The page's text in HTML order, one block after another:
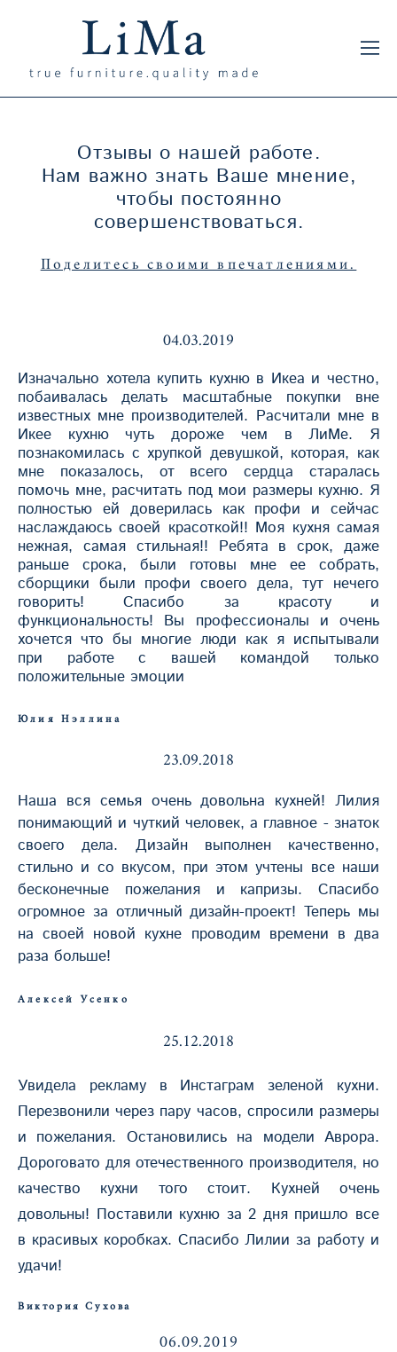
Отзывы о нашей работе.
Нам важно знать Ваше мнение,
чтобы постоянно
совершенствоваться.
Поделитесь своими впечатлениями.
04.03.2019
Изначально хотела купить кухню в Икеа и честно,
побаивалась делать масштабные покупки вне
известных мне производителей. Расчитали мне в
Икее кухню чуть дороже чем в ЛиМе. Я
познакомилась с хрупкой девушкой, которая, как
мне показалось, от всего сердца старалась
помочь мне, расчитать под мои размеры кухню. Я
полностью ей доверилась как профи и сейчас
наслаждаюсь своей красоткой!! Моя кухня самая
нежная, самая стильная!! Ребята в срок, даже
раньше срока, были готовы мне ее собрать,
сборщики были профи своего дела, тут нечего
говорить! Спасибо за красоту и
функциональность! Вы профессионалы и очень
хочется что бы многие люди как я испытывали
при работе с вашей командой только
положительные эмоции
Юлия Нэллина
23.09.2018
Наша вся семья очень довольна кухней! Лилия
понимающий и чуткий человек, а главное - знаток
своего дела. Дизайн выполнен качественно,
стильно и со вкусом, при этом учтены все наши
бесконечные пожелания и капризы. Спасибо
огромное за отличный дизайн-проект! Теперь мы
на своей новой кухне проводим времени в два
раза больше!
Алексей Усенко
25.12.2018
Увидела рекламу в Инстаграм зеленой кухни.
Перезвонили через пару часов, спросили размеры
и пожелания. Остановились на модели Аврора.
Дороговато для отечественного производителя, но
качество кухни того стоит. Кухней очень
довольны! Поставили кухню за 2 дня пришло все
в красивых коробках. Спасибо Лилии за работу и
удачи!
Виктория Сухова
06.09.2019